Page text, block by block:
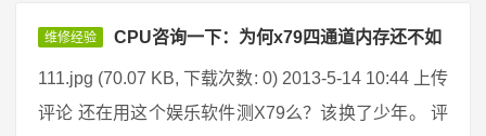
维修经验 CPU咨询一下：为何x79四通道内存还不如
111.jpg (70.07 KB, 下载次数: 0) 2013-5-14 10:44 上传
评论 还在用这个娱乐软件测X79么？该换了少年。 评